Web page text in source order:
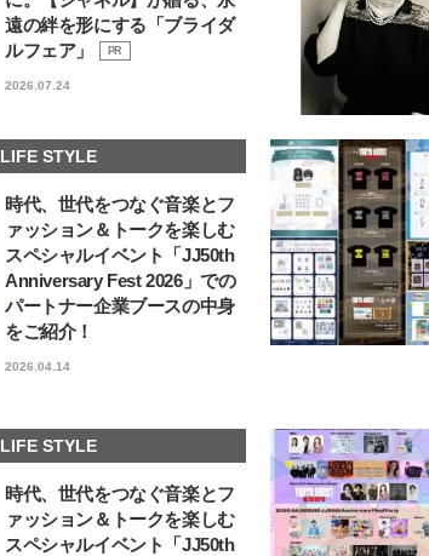
遠の絆を形にする「ブライダ
ルフェア」
PR
2026.07.24
LIFE STYLE
時代、世代をつなぐ音楽とフ
ァッション＆トークを楽しむ
スペシャルイベント「JJ50th
Anniversary Fest 2026」での
パートナー企業ブースの中身
をご紹介！
2026.04.14
LIFE STYLE
時代、世代をつなぐ音楽とフ
ァッション＆トークを楽しむ
スペシャルイベント「JJ50th